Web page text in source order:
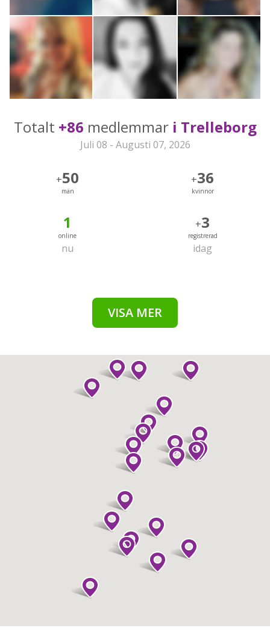
Totalt +86 medlemmar i Trelleborg
Juli 08 - Augusti 07, 2026
+50
män
+36
kvinnor
1
online
nu
+3
registrerad
idag
VISA MER